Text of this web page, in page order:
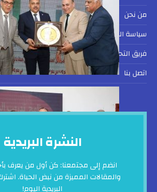
من نحن
سياسة الخصوصية
فريق التحرير
اتصل بنا
النشرة البريدية
انضم إلى مجتمعنا: كن أول من يعرف
والمقالات المميزة من نبض الحياة.
البريدية اليوم!